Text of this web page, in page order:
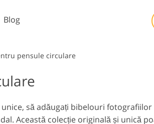
imobiliare
Video
LUT-uri profesionale
Blog
pensule circulare
să adăugați bibelouri fotografiilor
Această colecție originală și unică